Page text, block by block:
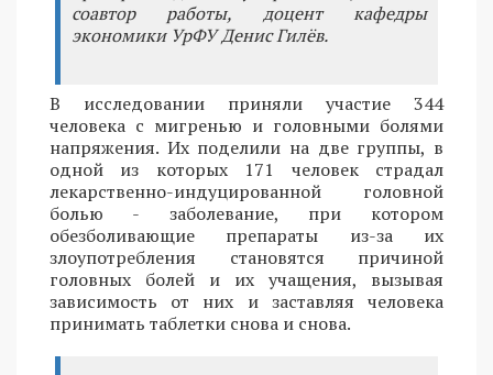
соавтор работы, доцент кафедры
экономики УрФУ Денис Гилёв.
В исследовании приняли участие 344
человека с мигренью и головными болями
напряжения. Их поделили на две группы, в
одной из которых 171 человек страдал
лекарственно-индуцированной головной
болью - заболевание, при котором
обезболивающие препараты из-за их
злоупотребления становятся причиной
головных болей и их учащения, вызывая
зависимость от них и заставляя человека
принимать таблетки снова и снова.